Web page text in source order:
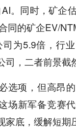
。同时，矿企
同的矿企EV/
为5.9倍，行
，二者前景截
选项，但高昂
场新军备竞赛
底，缓解短期